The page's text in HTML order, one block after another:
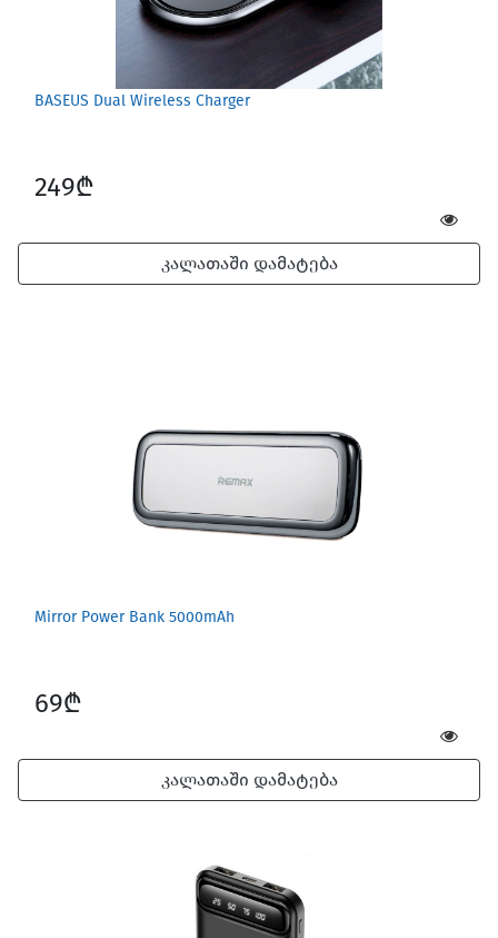
BASEUS Dual Wireless Charger
249₾
კალათაში დამატება
Mirror Power Bank 5000mAh
69₾
კალათაში დამატება